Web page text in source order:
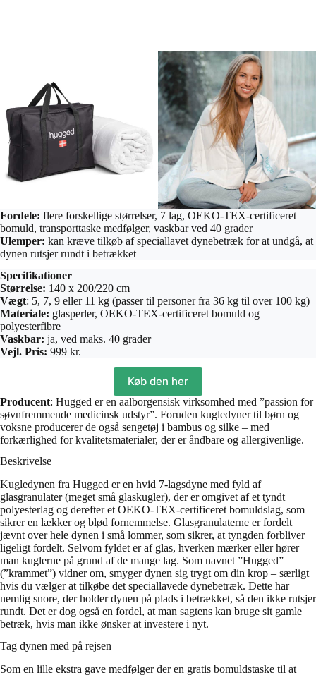
Fordele: flere forskellige størrelser, 7 lag, OEKO-TEX-certificeret
bomuld, transporttaske medfølger, vaskbar ved 40 grader
Ulemper: kan kræve tilkøb af speciallavet dynebetræk for at undgå, at
dynen rutsjer rundt i betrækket
Specifikationer
Størrelse: 140 x 200/220 cm
Vægt: 5, 7, 9 eller 11 kg (passer til personer fra 36 kg til over 100 kg)
Materiale: glasperler, OEKO-TEX-certificeret bomuld og
polyesterfibre
Vaskbar: ja, ved maks. 40 grader
Vejl. Pris: 999 kr.
Køb den her
Producent: Hugged er en aalborgensisk virksomhed med ”passion for
søvnfremmende medicinsk udstyr”. Foruden kugledyner til børn og
voksne producerer de også sengetøj i bambus og silke – med
forkærlighed for kvalitetsmaterialer, der er åndbare og allergivenlige.
Beskrivelse
Kugledynen fra Hugged er en hvid 7-lagsdyne med fyld af
glasgranulater (meget små glaskugler), der er omgivet af et tyndt
polyesterlag og derefter et OEKO-TEX-certificeret bomuldslag, som
sikrer en lækker og blød fornemmelse. Glasgranulaterne er fordelt
jævnt over hele dynen i små lommer, som sikrer, at tyngden forbliver
ligeligt fordelt. Selvom fyldet er af glas, hverken mærker eller hører
man kuglerne på grund af de mange lag. Som navnet ”Hugged”
(”krammet”) vidner om, smyger dynen sig trygt om din krop – særligt
hvis du vælger at tilkøbe det speciallavede dynebetræk. Dette har
nemlig snore, der holder dynen på plads i betrækket, så den ikke rutsjer
rundt. Det er dog også en fordel, at man sagtens kan bruge sit gamle
betræk, hvis man ikke ønsker at investere i nyt.
Tag dynen med på rejsen
Som en lille ekstra gave medfølger der en gratis bomuldstaske til at